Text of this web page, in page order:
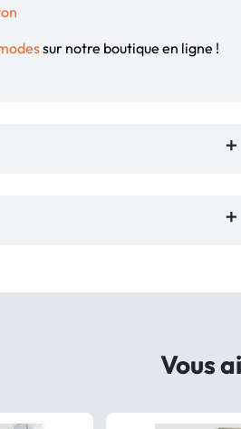
sur notre boutique en ligne !
Vous